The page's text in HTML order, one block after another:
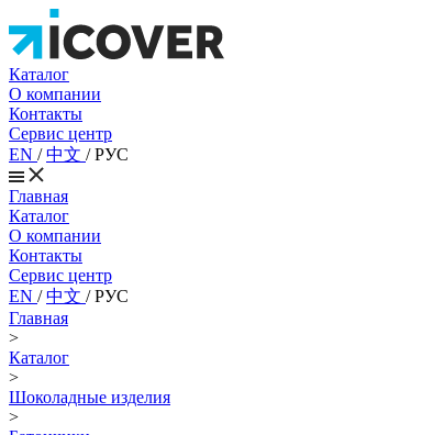
Каталог
О компании
Контакты
Сервис центр
EN /中文 /РУС
Главная
Каталог
О компании
Контакты
Сервис центр
EN /中文 /РУС
Главная
>
Каталог
>
Шоколадные изделия
>